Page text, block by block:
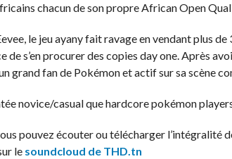
chacun de son propre African Open
le jeu ayany fait ravage en vendant plus de
de s’en procurer des copies day one. Après
grand fan de Pokémon et actif sur sa scène
novice/casual que hardcore pokémon
pouvez écouter ou télécharger l’intégralité
le soundcloud de THD.tn